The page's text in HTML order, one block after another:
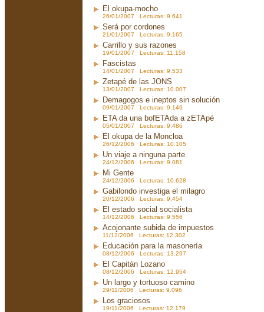
El okupa-mocho
26/01/2007 Lecturas: 9.641
Será por cordones
21/01/2007 Lecturas: 9.165
Carrillo y sus razones
19/01/2007 Lecturas: 11.158
Fascistas
14/01/2007 Lecturas: 9.533
Zetapé de las JONS
13/01/2007 Lecturas: 10.007
Demagogos e ineptos sin solución
09/01/2007 Lecturas: 9.146
ETA da una bofETAda a zETApé
05/01/2007 Lecturas: 9.486
El okupa de la Moncloa
26/12/2006 Lecturas: 10.105
Un viaje a ninguna parte
24/12/2006 Lecturas: 9.081
Mi Gente
24/12/2006 Lecturas: 10.628
Gabilondo investiga el milagro
20/12/2006 Lecturas: 9.454
El estado social socialista
14/12/2006 Lecturas: 9.556
Acojonante subida de impuestos
11/12/2006 Lecturas: 12.302
Educación para la masonería
08/12/2006 Lecturas: 13.297
El Capitán Lozano
08/12/2006 Lecturas: 12.954
Un largo y tortuoso camino
29/11/2006 Lecturas: 9.096
Los graciosos
19/11/2006 Lecturas: 12.179